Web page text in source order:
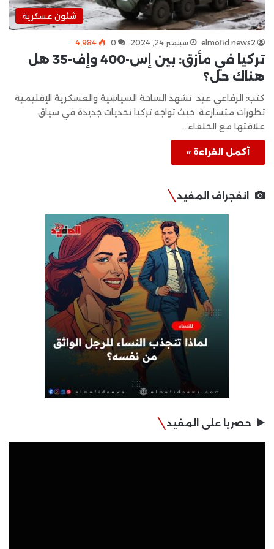
شئون عسكرية
elmofid news2 سبتمبر 24, 2024 0 4٬984
تركيا في مأزق: بين إس-400 وإف-35 هل
هناك حل؟
كتب: الرفاعي عيد تشهد الساحة السياسية والعسكرية الإقليمية
تطورات متسارعة، حيث تواجه تركيا تحديات جديدة في سياق
علاقتها مع الحلفاء…
أكمل القراءة »
انفجراف المفيد
حصريا على المفيد